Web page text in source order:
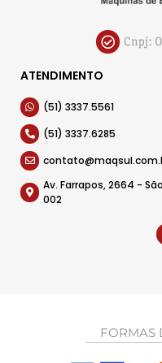
Cnpj:
ATENDIMENTO
(51) 3337.5561
(51) 3337.6285
Av. Farrapos, 2664 -
002
FORMAS